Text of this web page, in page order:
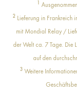
2 Lieferung in Frankreich
mit Mondial Relay /
der Welt ca. 7 Tage. Die
auf den
3 Weitere